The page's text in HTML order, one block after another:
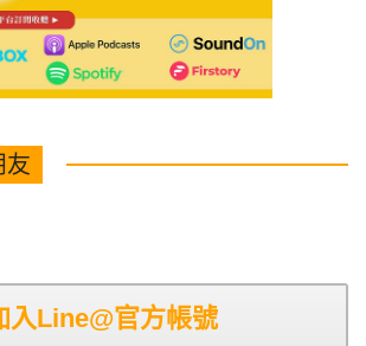
友
入Line@官方帳號